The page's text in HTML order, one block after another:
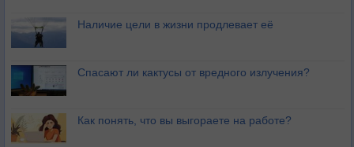
Наличие цели в жизни продлевает её
Спасают ли кактусы от вредного излучения?
Как понять, что вы выгораете на работе?